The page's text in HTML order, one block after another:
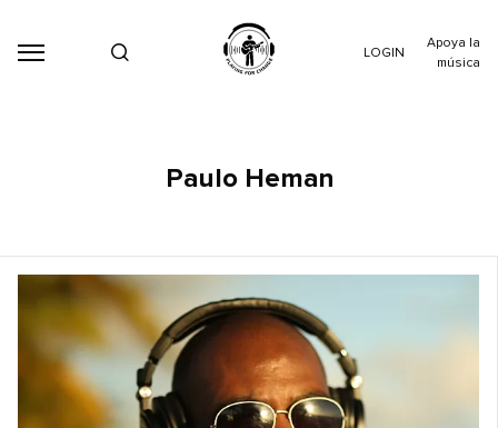
LOGIN
Apoya la
música
Paulo Heman